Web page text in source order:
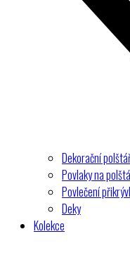
Dekorační
Povlaky na
Povlečení
Deky
Kolekce